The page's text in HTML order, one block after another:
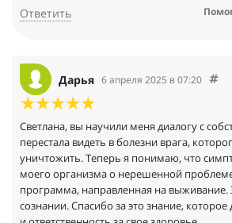
Ответить
Дарья 6 апреля 2025 в 07:20
Светлана, вы научили меня диалогу с
перестала видеть в болезни врага,
уничтожить. Теперь я понимаю, что
моего организма о нерешенной
программа, направленная на выживание.
сознании. Спасибо за это знание,